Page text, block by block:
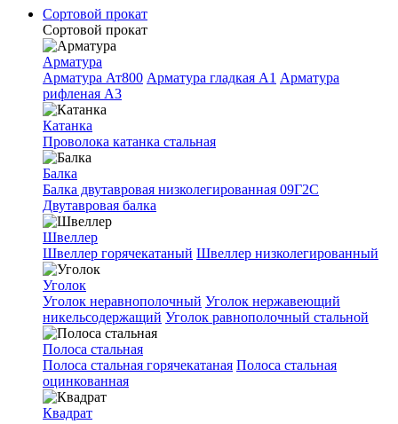
Сортовой прокат
Сортовой прокат
Арматура
Арматура Ат800 Арматура гладкая A1 Арматура
рифленая A3
Катанка
Проволока катанка стальная
Балка
Балка двутавровая низколегированная 09Г2С
Двутавровая балка
Швеллер
Швеллер горячекатаный Швеллер низколегированный
Уголок
Уголок неравнополочный Уголок нержавеющий
никельсодержащий Уголок равнополочный стальной
Полоса стальная
Полоса стальная горячекатаная Полоса стальная
оцинкованная
Квадрат